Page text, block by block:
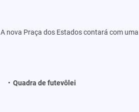
A nova Praça dos Estados contará com
Quadra de futevôlei